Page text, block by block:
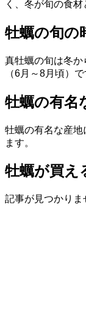
く、冬が旬の食
牡蠣の旬の
真牡蠣の旬は冬
（6月～8月頃）で
牡蠣の有名
牡蠣の有名な産地
ます。
牡蠣が買え
記事が見つかりま